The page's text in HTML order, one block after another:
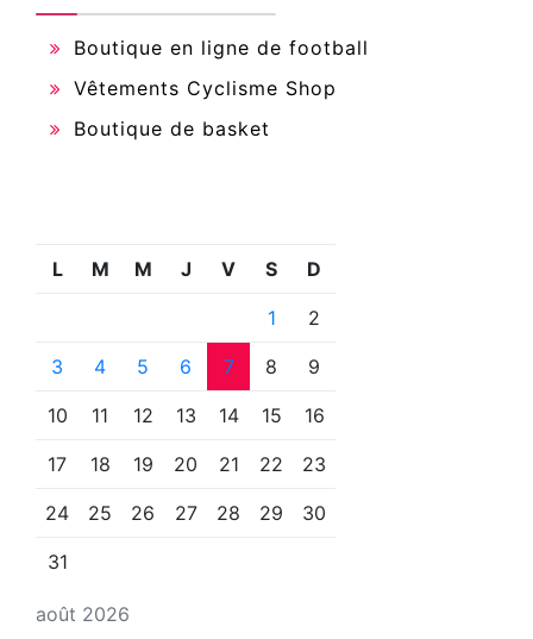
Boutique en ligne de football
Vêtements Cyclisme Shop
Boutique de basket
août 2026
L M M J V S D
1 2
3 4 5 6 7 8 9
10 11 12 13 14 15 16
17 18 19 20 21 22 23
24 25 26 27 28 29 30
31